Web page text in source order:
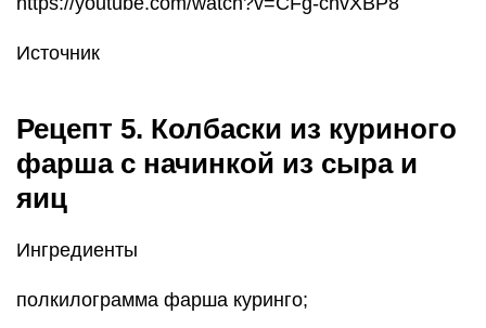
Источник
Рецепт 5. Колбаски из куриного
фарша с начинкой из сыра и
яиц
Ингредиенты
полкилограмма фарша куринго;